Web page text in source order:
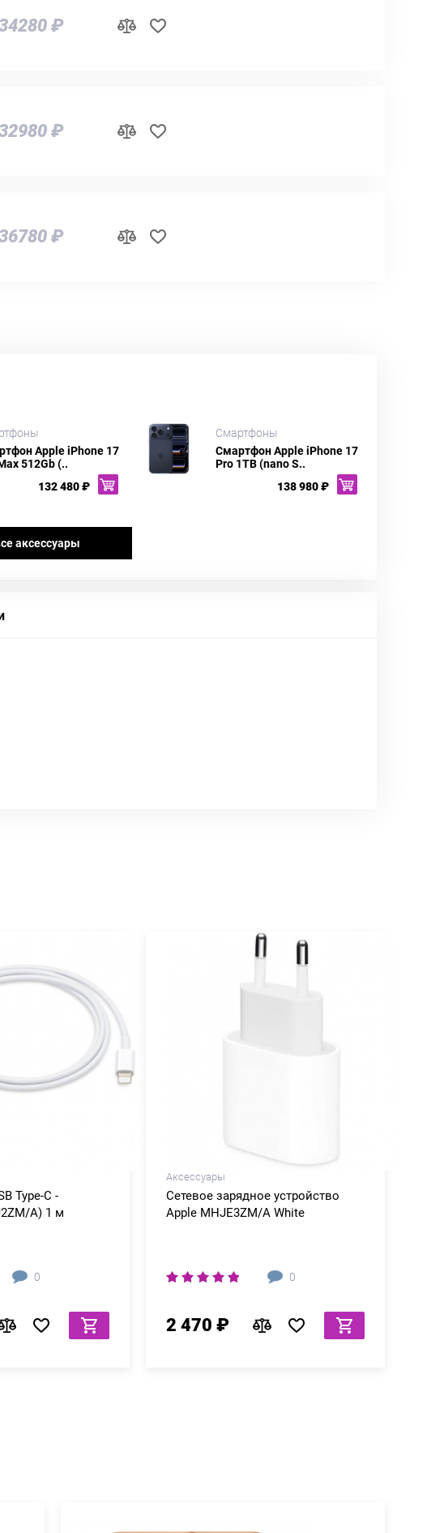
₽
₽
₽
Apple iPhone 17
512Gb (..
132 480 ₽
Смартфоны
Смартфон Apple iPhone 17
Pro 1TB (nano S..
138 980 ₽
аксессуары
Type-C -
A) 1 м
0
Аксессуары
Сетевое зарядное устройство
Apple MHJE3ZM/A White
0
2 470 ₽